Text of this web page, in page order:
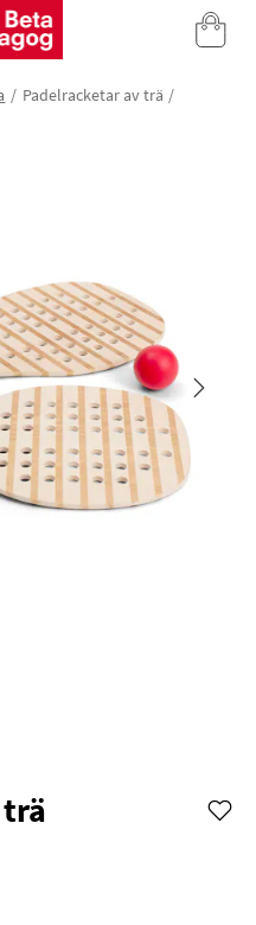
Mina Sidor
Padelracketar av trä